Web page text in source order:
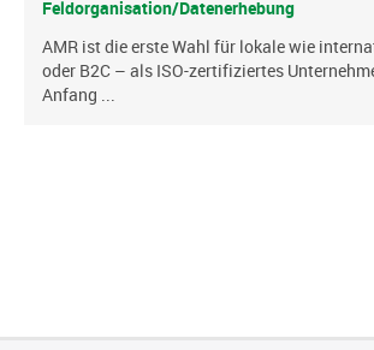
Feldorganisation/Datenerhebung
AMR ist die erste Wahl für lokale wie
oder B2C – als ISO-zertifiziertes
Anfang ...